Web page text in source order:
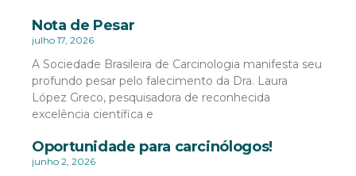
Nota de Pesar
julho 17, 2026
A Sociedade Brasileira de Carcinologia manifesta seu
profundo pesar pelo falecimento da Dra. Laura
López Greco, pesquisadora de reconhecida
excelência científica e
Oportunidade para carcinólogos!
junho 2, 2026